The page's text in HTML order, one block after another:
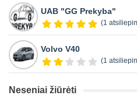
UAB "GG Prekyba"
(1
Volvo V40
(1
Neseniai žiūrėti